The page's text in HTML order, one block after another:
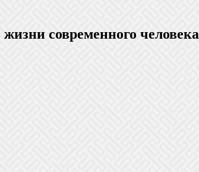
современного человека